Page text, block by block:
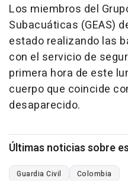
Los miembros del
Subacuáticas (GEAS)
estado realizando las
con el servicio de
primera hora de este
cuerpo que coincide
desaparecido.
Últimas noticias sobre
Guardia Civil Colombia